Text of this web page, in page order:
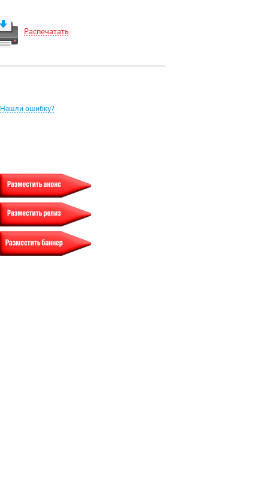
Распечатать
Нашли ошибку?